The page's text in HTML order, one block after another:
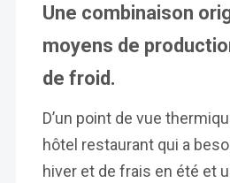
Une combinaison
moyens de
de froid.
D’un point de vue
hôtel restaurant qui a
hiver et de frais en été et